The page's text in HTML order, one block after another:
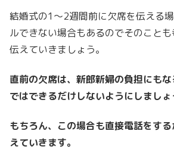
結婚式の1～2週間前に欠席を伝える
ルできない場合もあるのでそのこと
伝えていきましょう。
直前の欠席は、新郎新婦の負担にも
ではできるだけしないようにしましょ
もちろん、この場合も直接電話をす
えていきます。